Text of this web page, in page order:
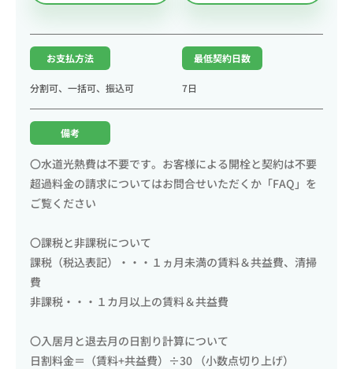
お支払方法
分割可、一括可、振込可
最低契約日数
7日
備考
〇水道光熱費は不要です。お客様による開栓と契約は不要
超過料金の請求についてはお問合せいただくか「FAQ」を
ご覧ください
〇課税と非課税について
課税（税込表記）・・・１ヵ月未満の賃料＆共益費、清掃
費
非課税・・・１カ月以上の賃料＆共益費
〇入居月と退去月の日割り計算について
日割料金＝（賃料+共益費）÷30 （小数点切り上げ）